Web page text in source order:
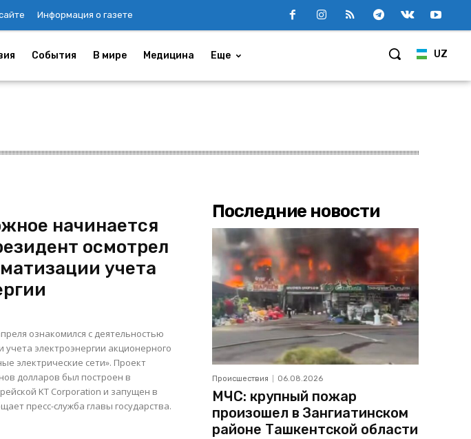
Информация о газете
UZ
События В мире Медицина Еще
начинается
осмотрел
учета
ознакомился с деятельностью
электроэнергии акционерного
сети». Проект
долларов был построен в
KT Corporation и запущен в
пресс-служба главы государства.
Последние новости
Происшествия 06.08.2026
МЧС: крупный пожар
произошел в Зангиатинском
районе Ташкентской области